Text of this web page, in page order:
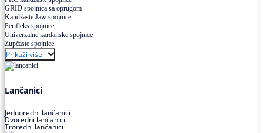
GRID spojnica sa oprugom
Kandžaste Jaw spojnice
Perifleks spojnice
Univerzalne kardanske spojnice
Zupčaste spojnice
Prikaži više
Lančanici
Jednoredni lančanici
Dvoredni lančanici
Troredni lančanici